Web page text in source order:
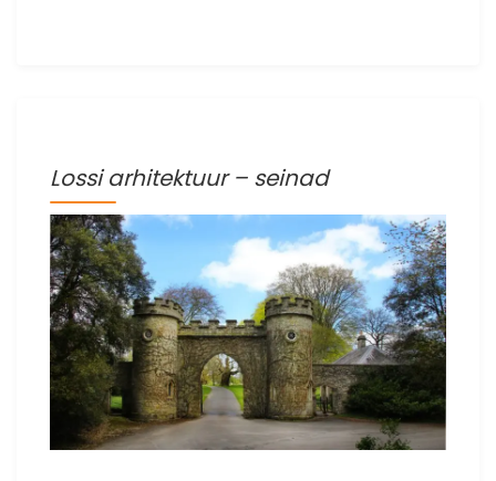
Lossi arhitektuur – seinad